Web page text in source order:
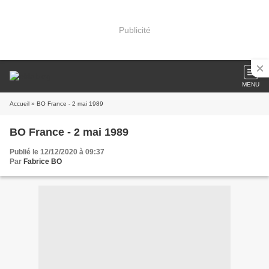
Publicité
MENU
Accueil » BO France - 2 mai 1989
BO France - 2 mai 1989
Publié le 12/12/2020 à 09:37
Par Fabrice BO